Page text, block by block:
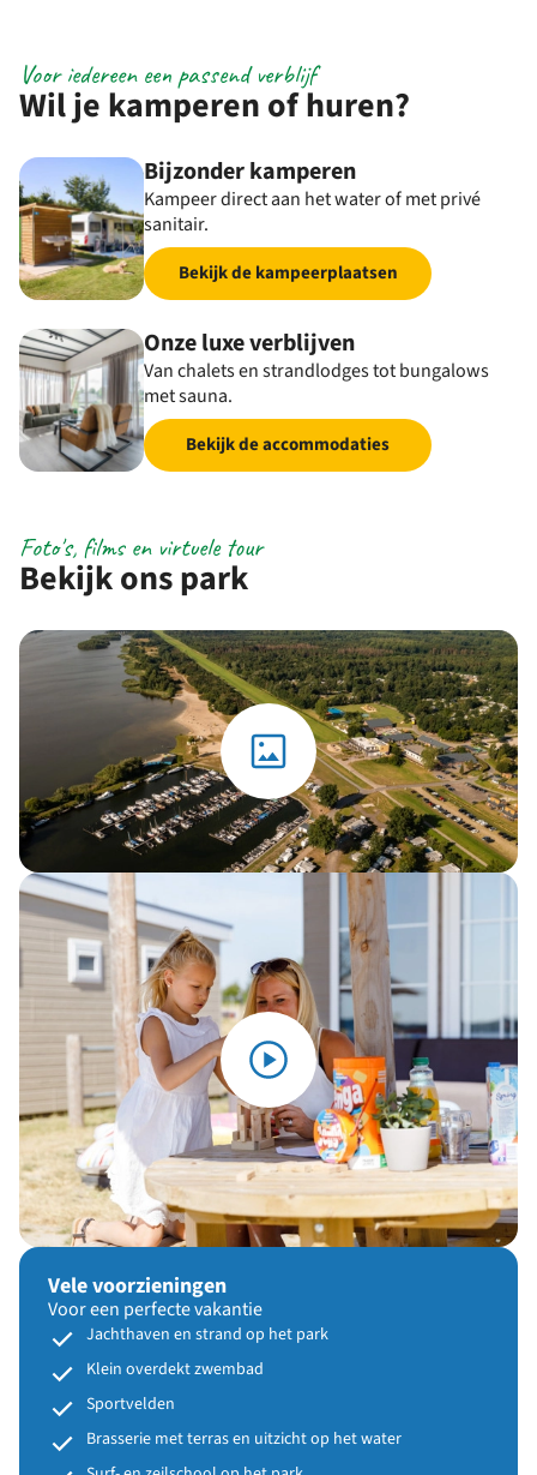
Wil je kamperen of huren?
Voor iedereen een passend verblijf
Bijzonder kamperen
Kampeer direct aan het water of met privé
sanitair.
Bekijk de kampeerplaatsen
Onze luxe verblijven
Van chalets en strandlodges tot bungalows
met sauna.
Bekijk de accommodaties
Bekijk ons park
Foto's, films en virtuele tour
Vele voorzieningen
Voor een perfecte vakantie
Jachthaven en strand op het park
Klein overdekt zwembad
Sportvelden
Brasserie met terras en uitzicht op het water